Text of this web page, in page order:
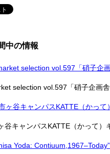
中の情報
selection vol.597「硝子企画舎
谷キャンパスKATTE（かって）